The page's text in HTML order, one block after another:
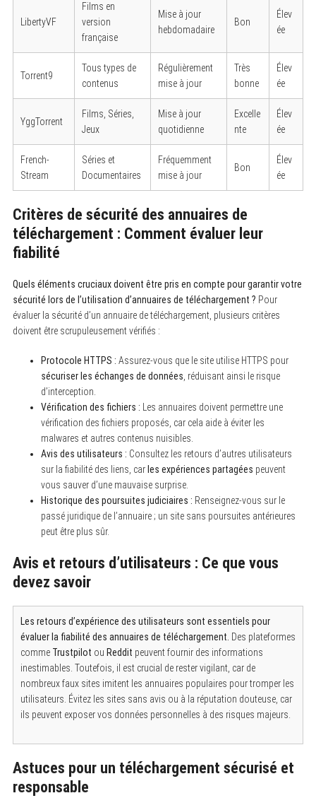
LibertyVF
Films en
version
française
Mise à jour
hebdomadaire
Bon
Élev
ée
Torrent9
Tous types de
contenus
Régulièrement
mise à jour
Très
bonne
Élev
ée
YggTorrent
Films, Séries,
Jeux
Mise à jour
quotidienne
Excelle
nte
Élev
ée
French-
Stream
Séries et
Documentaires
Fréquemment
mise à jour
Bon
Élev
ée
Critères de sécurité des annuaires de
téléchargement : Comment évaluer leur
fiabilité
Quels éléments cruciaux doivent être pris en compte pour garantir votre
sécurité lors de l’utilisation d’annuaires de téléchargement ? Pour
évaluer la sécurité d’un annuaire de téléchargement, plusieurs critères
doivent être scrupuleusement vérifiés :
Protocole HTTPS : Assurez-vous que le site utilise HTTPS pour
sécuriser les échanges de données , réduisant ainsi le risque
d’interception.
Vérification des fichiers : Les annuaires doivent permettre une
vérification des fichiers proposés, car cela aide à éviter les
malwares et autres contenus nuisibles.
Avis des utilisateurs : Consultez les retours d’autres utilisateurs
sur la fiabilité des liens, car les expériences partagées peuvent
vous sauver d’une mauvaise surprise.
Historique des poursuites judiciaires : Renseignez-vous sur le
passé juridique de l’annuaire ; un site sans poursuites antérieures
peut être plus sûr.
Avis et retours d’utilisateurs : Ce que vous
devez savoir
Les retours d’expérience des utilisateurs sont essentiels pour
évaluer la fiabilité des annuaires de téléchargement. Des plateformes
comme Trustpilot ou Reddit peuvent fournir des informations
inestimables. Toutefois, il est crucial de rester vigilant, car de
nombreux faux sites imitent les annuaires populaires pour tromper les
utilisateurs. Évitez les sites sans avis ou à la réputation douteuse, car
ils peuvent exposer vos données personnelles à des risques majeurs.
Astuces pour un téléchargement sécurisé et
responsable
S
c
h
f